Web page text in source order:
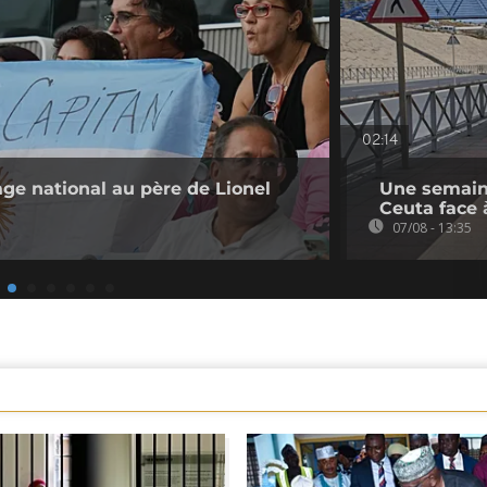
national au père de Lionel
02:14
Une
Ceuta face
07/08 - 13:35